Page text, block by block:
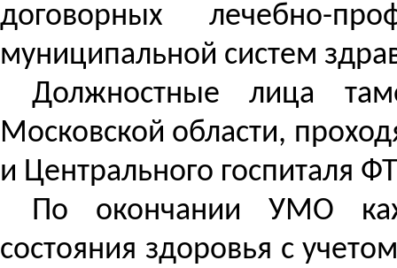
договорных лечебно-
муниципальной систем
Должностные лица
Московской области,
и Центрального госпиталя
По окончании УМО
состояния здоровья с